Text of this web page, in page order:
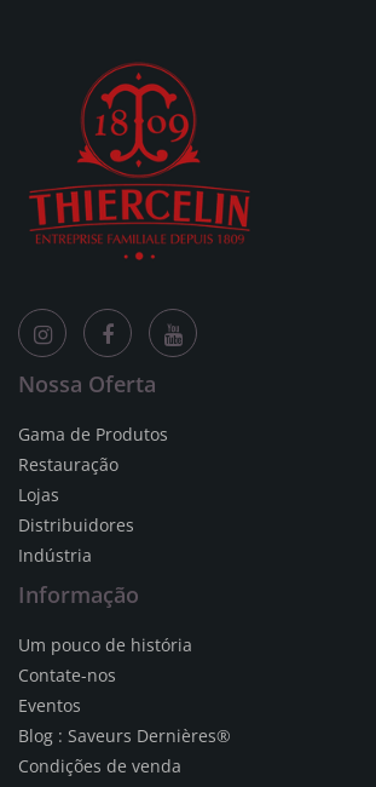
Nossa Oferta
Gama de Produtos
Restauração
Lojas
Distribuidores
Indústria
Informação
Um pouco de história
Contate-nos
Eventos
Blog : Saveurs Dernières®
Condições de venda